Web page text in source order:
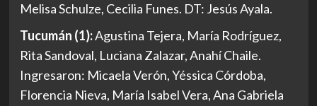
Melisa Schulze, Cecilia Funes. DT: Jesús Ayala.
Tucumán (1):Agustina Tejera, María Rodríguez,
Rita Sandoval, Luciana Zalazar, Anahí Chaile.
Ingresaron: Micaela Verón, Yéssica Córdoba,
Florencia Nieva, María Isabel Vera, Ana Gabriela